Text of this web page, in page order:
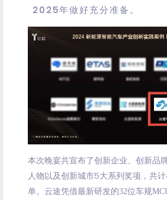
2025年做好充分准备。
本次晚宴共宣布了创新企业、创新品
人物以及创新城市5大系列奖项，共
单。 云途凭借最新研发的32位车规